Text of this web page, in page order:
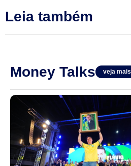
Leia também
Money Talks veja mais